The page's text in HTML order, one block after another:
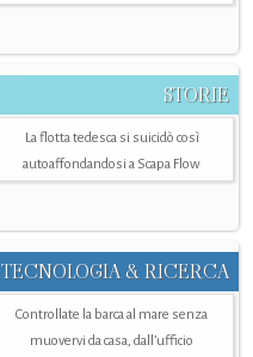
STORIE
La flotta tedesca si suicidò così
autoaffondandosi a Scapa Flow
TECNOLOGIA & RICERCA
Controllate la barca al mare senza
muovervi da casa, dall’ufficio